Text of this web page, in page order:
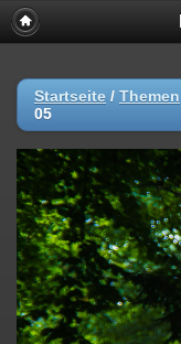
Startseite / Themen
05